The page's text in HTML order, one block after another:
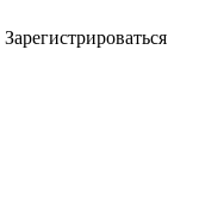
Зарегистрироваться